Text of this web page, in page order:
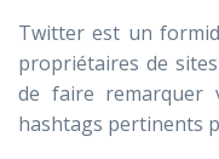
Twitter est un
propriétaires de
de faire remarquer
hashtags pertinents